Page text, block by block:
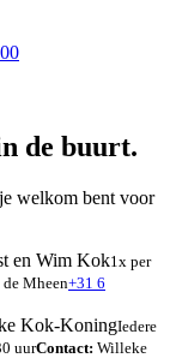
de buurt.
welkom bent voor
en Wim Kok1x per
de Mheen+31 6
Kok-KoningIedere
uurContact: Willeke